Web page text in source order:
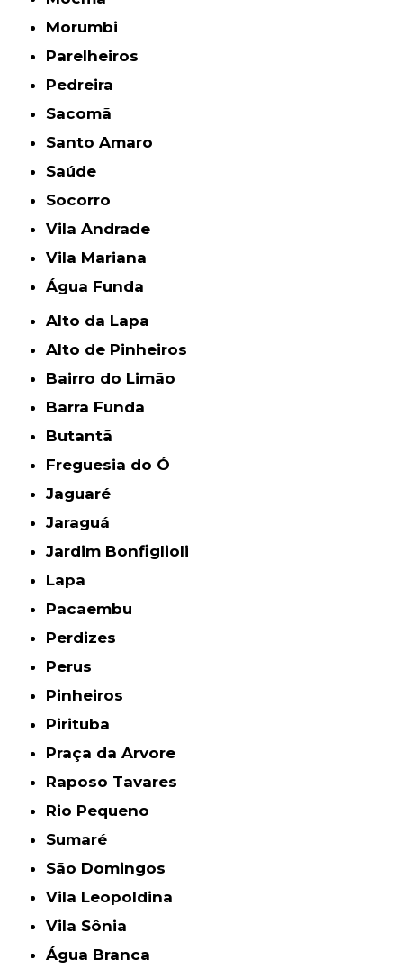
Morumbi
Parelheiros
Pedreira
Sacomã
Santo Amaro
Saúde
Socorro
Vila Andrade
Vila Mariana
Água Funda
Alto da Lapa
Alto de Pinheiros
Bairro do Limão
Barra Funda
Butantã
Freguesia do Ó
Jaguaré
Jaraguá
Jardim Bonfiglioli
Lapa
Pacaembu
Perdizes
Perus
Pinheiros
Pirituba
Praça da Arvore
Raposo Tavares
Rio Pequeno
Sumaré
São Domingos
Vila Leopoldina
Vila Sônia
Água Branca